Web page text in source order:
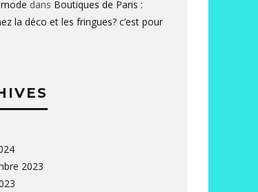
dans Boutiques de Paris :
la déco et les fringues? c’est pour
2023